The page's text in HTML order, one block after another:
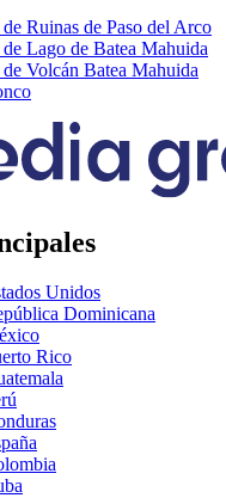
Ruinas de Paso del Arco
Lago de Batea Mahuida
Volcán Batea Mahuida
Unidos
Dominicana
Rico